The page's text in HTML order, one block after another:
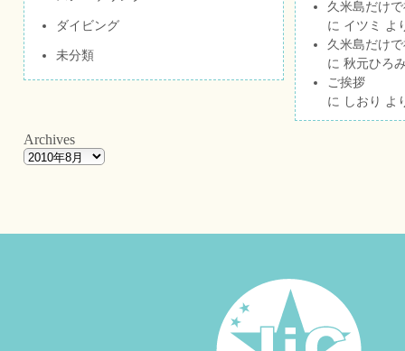
ダイビング
未分類
久米島だけ
に イツミ
よ
久米島だけ
に 秋元ひろ
ご挨拶
に しおり よ
Archives